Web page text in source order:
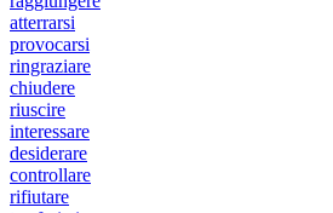
atterrarsi
provocarsi
ringraziare
chiudere
riuscire
interessare
desiderare
controllare
rifiutare